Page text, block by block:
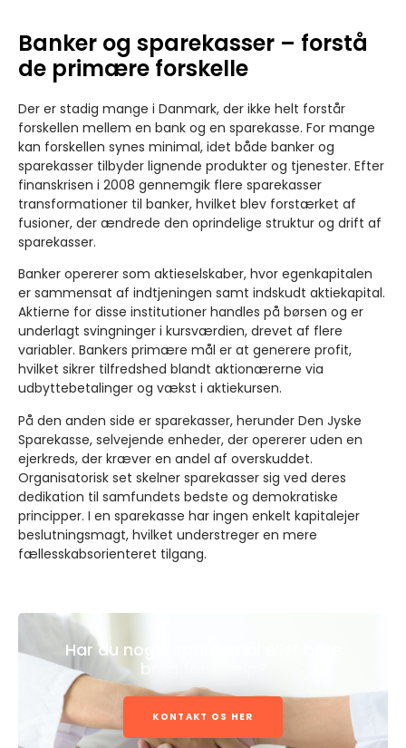
Banker og sparekasser – forstå
de primære forskelle
Der er stadig mange i Danmark, der ikke helt forstår
forskellen mellem en bank og en sparekasse. For mange
kan forskellen synes minimal, idet både banker og
sparekasser tilbyder lignende produkter og tjenester. Efter
finanskrisen i 2008 gennemgik flere sparekasser
transformationer til banker, hvilket blev forstærket af
fusioner, der ændrede den oprindelige struktur og drift af
sparekasser.
Banker opererer som aktieselskaber, hvor egenkapitalen
er sammensat af indtjeningen samt indskudt aktiekapital.
Aktierne for disse institutioner handles på børsen og er
underlagt svingninger i kursværdien, drevet af flere
variabler. Bankers primære mål er at generere profit,
hvilket sikrer tilfredshed blandt aktionærerne via
udbyttebetalinger og vækst i aktiekursen.
På den anden side er sparekasser, herunder Den Jyske
Sparekasse, selvejende enheder, der opererer uden en
ejerkreds, der kræver en andel af overskuddet.
Organisatorisk set skelner sparekasser sig ved deres
dedikation til samfundets bedste og demokratiske
principper. I en sparekasse har ingen enkelt kapitalejer
beslutningsmagt, hvilket understreger en mere
fællesskabsorienteret tilgang.
Har du nogle spørgsmål eller bare
brug for hjælp?
KONTAKT OS HER